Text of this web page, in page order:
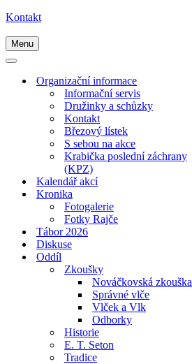
Kontakt
Menu
Navigační
Navigační
Organizační informace
Informační servis
Družinky a schůzky
Kontakt
Březový lístek
S sebou na akce
Krabička poslední záchrany
(KPZ)
Kalendář akcí
Kronika
Fotogalerie
Fotky Rajče
Tábor 2026
Diskuse
Oddíl
Zkoušky
Nováčkovská zkouška
Správné vlče
Vlček a Vlk
Odborky
Historie
E. T. Seton
Tradice